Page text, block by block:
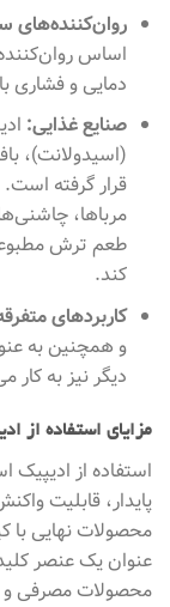
روان‌کننده‌های
اساس
دمایی و فشاری
صنایع غذایی:
(اسیدولانت)،
قرار گرفته
مرباها،
طعم ترش
کند.
کاربردهای
و همچنین به
دیگر نیز به کار
مزایای استفاده از
استفاده از
پایدار، قابلیت
محصولات نهایی با
عنوان یک عنصر
محصولات مصرفی